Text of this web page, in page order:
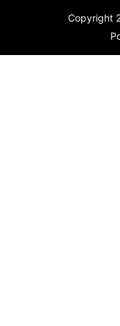
Copyright